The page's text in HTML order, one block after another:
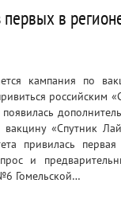
в
кампания по
российским
«Спутник
привилась
и
Гомельской…